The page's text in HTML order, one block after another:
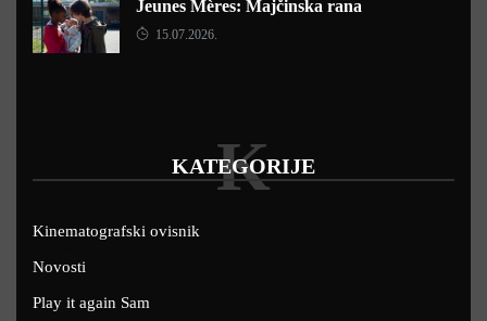
Jeunes Mères: Majčinska rana
15.07.2026.
KATEGORIJE
K
Kinematografski ovisnik
Novosti
Play it again Sam